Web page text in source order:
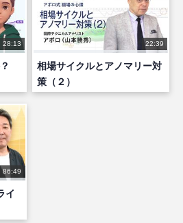
28:13 22:39
相場サイクルとアノマリー対
策（２）
86:49
イ